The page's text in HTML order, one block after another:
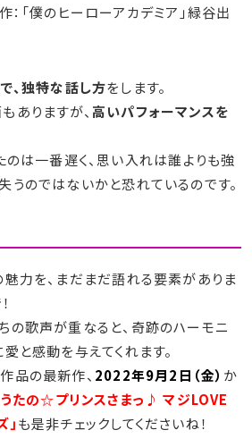
：「僕のヒーローアカデミア」緑谷出
、独特な話し方をします。
ありますが、 高いパフォーマンスを
は一番遅く、思い入れは誰よりも強
うのではないかと恐れているのです。
魅力を、まだまだ語れる要素がありま
の歌声が重なると、奇跡のハーモニ
と感動を与えてくれます。
品の最新作、 2022年9月2日（金） か
うたの☆プリンスさまっ♪ マジLOVE
も是非チェックしてくださいね！